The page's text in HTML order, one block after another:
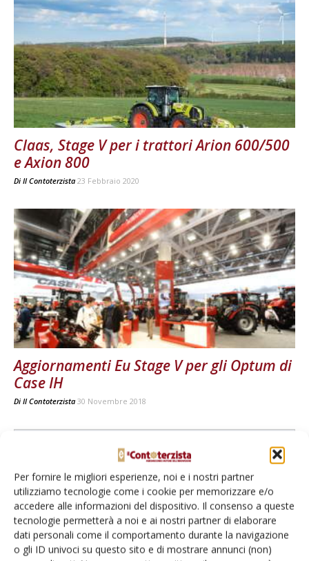
Per fornire le migliori esperienze, noi e i nostri partner
utilizziamo tecnologie come i cookie per memorizzare e/o
accedere alle informazioni del dispositivo. Il consenso a queste
tecnologie permetterà a noi e ai nostri partner di elaborare
dati personali come il comportamento durante la navigazione
o gli ID univoci su questo sito e di mostrare annunci (non)
Claas, Stage V per i trattori Arion 600/500
e Axion 800
Di Il Contoterzista 23 Febbraio 2020
Aggiornamenti Eu Stage V per gli Optum di
Case IH
Di Il Contoterzista 30 Novembre 2018
Tecniche, prodotti e servizi dalle aziende